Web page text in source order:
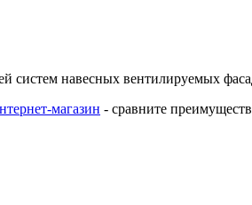
систем навесных вентилируемых
магазин - сравните